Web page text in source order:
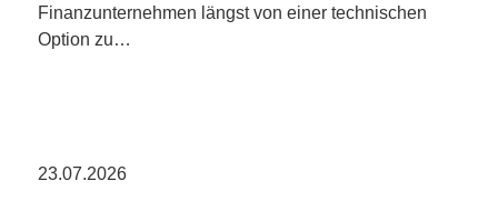
Finanzunternehmen längst von einer technischen
Option zu…
23.07.2026